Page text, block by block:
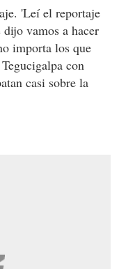
'Leí el reportaje
vamos a hacer
importa los que
con
casi sobre la